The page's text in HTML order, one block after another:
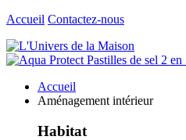
Accueil Contactez-nous
Accueil
Aménagement intérieur
Habitat